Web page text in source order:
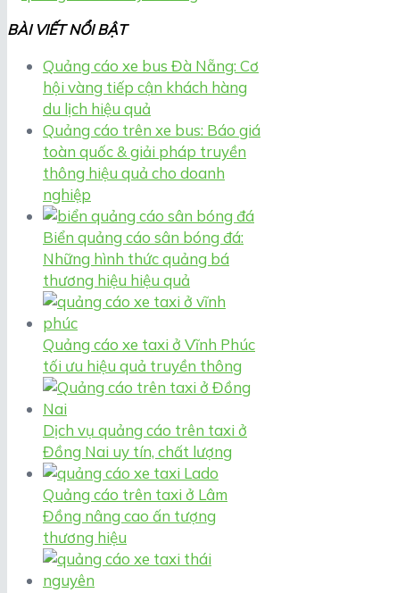
BÀI VIẾT NỔI BẬT
Quảng cáo xe bus Đà Nẵng: Cơ
hội vàng tiếp cận khách hàng
du lịch hiệu quả
Quảng cáo trên xe bus: Báo giá
toàn quốc & giải pháp truyền
thông hiệu quả cho doanh
nghiệp
Biển quảng cáo sân bóng đá:
Những hình thức quảng bá
thương hiệu hiệu quả
Quảng cáo xe taxi ở Vĩnh Phúc
tối ưu hiệu quả truyền thông
Dịch vụ quảng cáo trên taxi ở
Đồng Nai uy tín, chất lượng
Quảng cáo trên taxi ở Lâm
Đồng nâng cao ấn tượng
thương hiệu